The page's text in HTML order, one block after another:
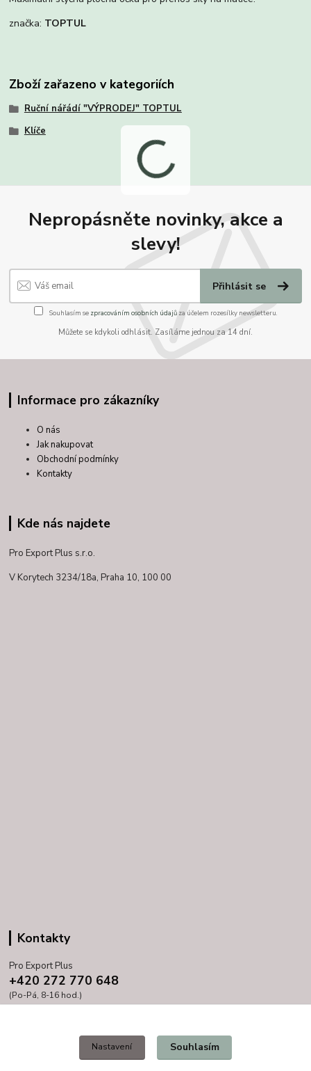
značka: TOPTUL
Zboží zařazeno v kategoriích
Ruční nářádí "VÝPRODEJ" TOPTUL
Klíče
Nepropásněte novinky, akce a
slevy!
Přihlásit se
Souhlasím se zpracováním osobních údajůza účelem rozesílky newsletteru.
Můžete se kdykoli odhlásit. Zasíláme jednou za 14 dní.
Informace pro zákazníky
O nás
Jak nakupovat
Obchodní podmínky
Kontakty
Kde nás najdete
Pro Export Plus s.r.o.
V Korytech 3234/18a, Praha 10, 100 00
Kontakty
Pro Export Plus
+420 272 770 648
(Po-Pá, 8-16 hod.)
Nastavení Souhlasím